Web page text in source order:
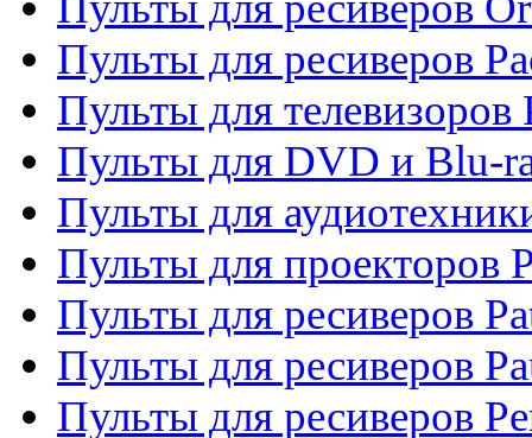
Пульты для ресиверов
Пульты для телевизоров
Пульты для DVD и Blu-
Пульты для
Пульты для проекторов
Пульты для ресиверов
Пульты для ресиверов
Пульты для ресиверов